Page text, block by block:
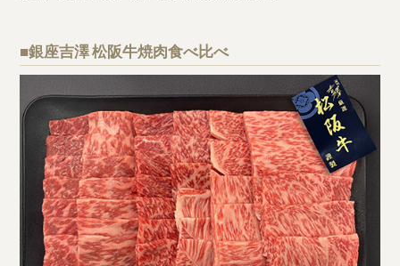
■銀座吉澤 松阪牛焼肉食べ比べ